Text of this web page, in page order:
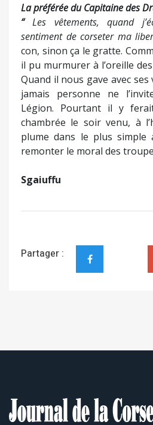
La préférée du Capitaine des
“Les vêtements, quand
sentiment de corseter ma
con, sinon ça le gratte.
il pu murmurer à l’oreille
Quand il nous gave avec
jamais personne ne
Légion. Pourtant il y
chambrée le soir venu, à
plume dans le plus simple
remonter le moral des
Sgaiuffu
Partager :